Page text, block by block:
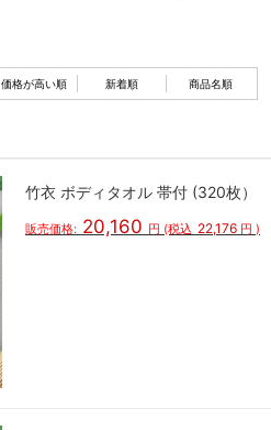
価格が高い順 新着順 商品名順
竹衣 ボディタオル 帯付 (320枚）
販売価格: 20,160 円 (税込 22,176 円 )